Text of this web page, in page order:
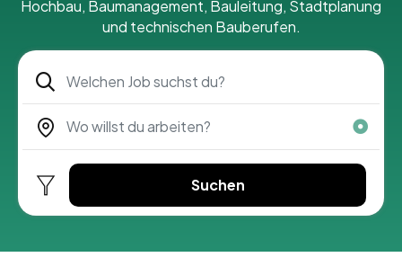
Hochbau, Baumanagement, Bauleitung, Stadtplanung
und technischen Bauberufen.
Suchen